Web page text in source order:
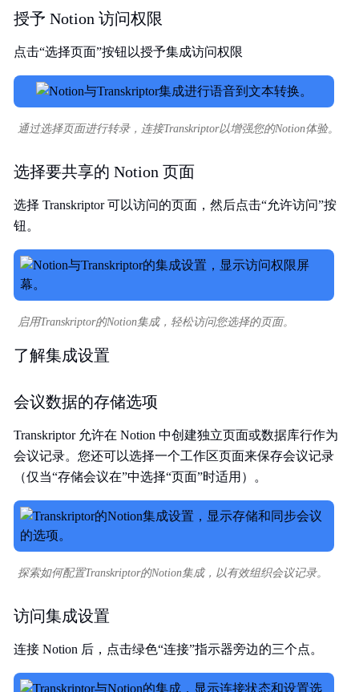
授予 Notion 访问权限
点击“选择页面”按钮以授予集成访问权限
通过选择页面进行转录，连接Transkriptor以增强您的Notion体验。
选择要共享的 Notion 页面
选择 Transkriptor 可以访问的页面，然后点击“允许访问”按
钮。
启用Transkriptor的Notion集成，轻松访问您选择的页面。
了解集成设置
会议数据的存储选项
Transkriptor 允许在 Notion 中创建独立页面或数据库行作为
会议记录。您还可以选择一个工作区页面来保存会议记录
（仅当“存储会议在”中选择“页面”时适用）。
探索如何配置Transkriptor的Notion集成，以有效组织会议记录。
访问集成设置
连接 Notion 后，点击绿色“连接”指示器旁边的三个点。